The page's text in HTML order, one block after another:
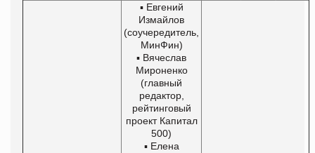
▪ Евгений
Измайлов
(соучередитель,
МинФин)
▪ Вячеслав
Мироненко
(главный
редактор,
рейтинговый
проект Капитал
500)
▪ Елена